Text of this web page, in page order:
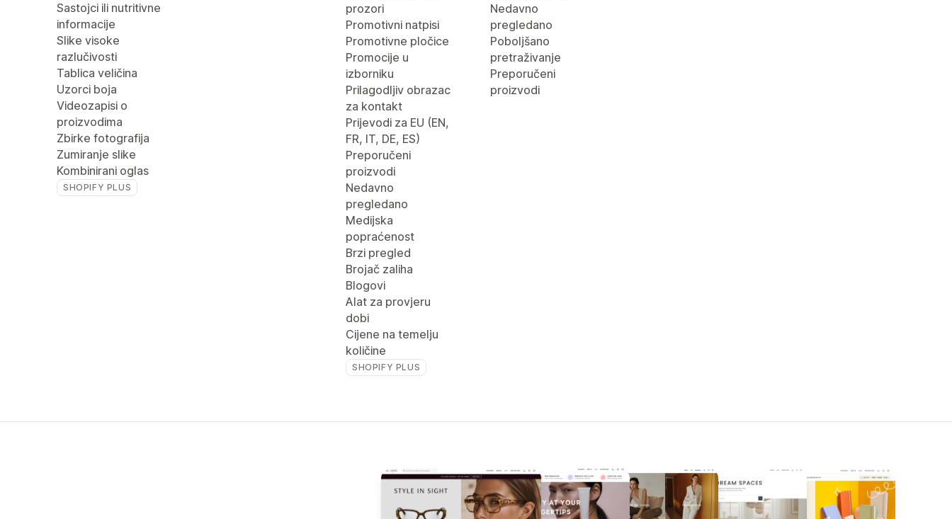
Sastojci ili nutritivne
informacije
Slike visoke
razlučivosti
Tablica veličina
Uzorci boja
Videozapisi o
proizvodima
Zbirke fotografija
Zumiranje slike
Kombinirani oglas
SHOPIFY PLUS
prozori
Promotivni natpisi
Promotivne pločice
Promocije u
izborniku
Prilagodljiv obrazac
za kontakt
Prijevodi za EU (EN,
FR, IT, DE, ES)
Preporučeni
proizvodi
Nedavno
pregledano
Medijska
popraćenost
Brzi pregled
Brojač zaliha
Blogovi
Alat za provjeru
dobi
Cijene na temelju
količine
SHOPIFY PLUS
Nedavno
pregledano
Poboljšano
pretraživanje
Preporučeni
proizvodi